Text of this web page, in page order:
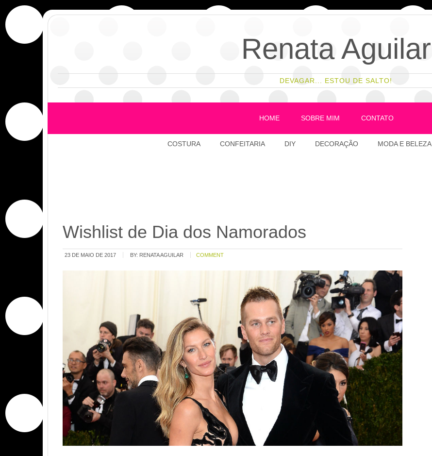
Renata Aguilar
DEVAGAR... ESTOU DE SALTO!
HOME SOBRE MIM CONTATO
COSTURA CONFEITARIA DIY DECORAÇÃO MODA E BELEZA
Wishlist de Dia dos Namorados
23 DE MAIO DE 2017 BY: RENATA AGUILAR COMMENT